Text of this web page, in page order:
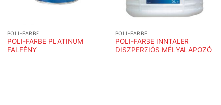
POLI-FARBE
POLI-FARBE PLATINUM
FALFÉNY
POLI-FARBE
POLI-FARBE INNTALER
DISZPERZIÓS MÉLYALAPOZÓ